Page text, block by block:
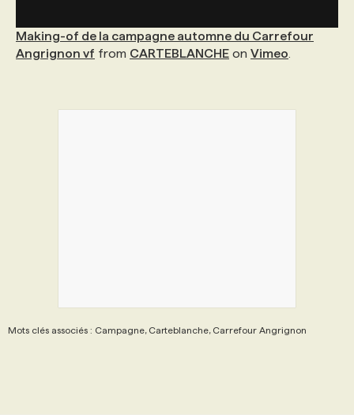
Making-of de la campagne automne du Carrefour
Angrignon vf from CARTEBLANCHE on Vimeo
Mots clés associés : Campagne, Carteblanche, Carrefour Angrignon